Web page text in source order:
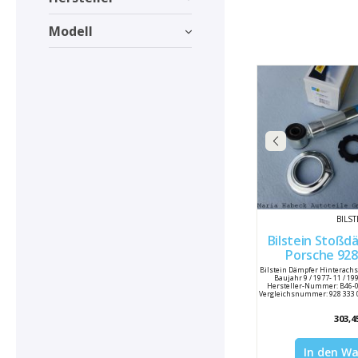
Modell
Bilstein
Porsche 928 24-009744
Bilstein Dämpfer
Baujahr 9 / 1977- 11 /
Hersteller-Nummer: B46-
Vergleichsnummer: 928 333
In den